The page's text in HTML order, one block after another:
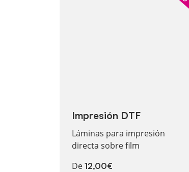
Impresión DTF
Láminas para impresión
directa sobre film
De 12,00€